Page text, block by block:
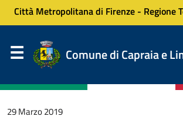
Città Metropolitana di Firenze - Regione
Comune di Capraia e
29 Marzo 2019